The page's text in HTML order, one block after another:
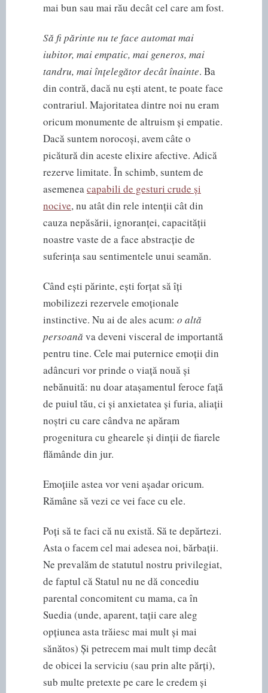
mai bun sau mai rău decât cel care am fost.
Să fi părinte nu te face automat mai
iubitor, mai empatic, mai generos, mai
tandru, mai înțelegător decât înainte. Ba
din contră, dacă nu ești atent, te poate face
contrariul. Majoritatea dintre noi nu eram
oricum monumente de altruism și empatie.
Dacă suntem norocoși, avem câte o
picătură din aceste elixire afective. Adică
rezerve limitate. În schimb, suntem de
asemeneacapabili de gesturi crude și
nocive, nu atât din rele intenții cât din
cauza nepăsării, ignoranței, capacității
noastre vaste de a face abstracție de
suferința sau sentimentele unui seamăn.
Când ești părinte, ești forțat să îți
mobilizezi rezervele emoționale
instinctive. Nu ai de ales acum: o altă
persoană va deveni visceral de importantă
pentru tine. Cele mai puternice emoții din
adâncuri vor prinde o viață nouă și
nebănuită: nu doar atașamentul feroce față
de puiul tău, ci și anxietatea și furia, aliații
noștri cu care cândva ne apăram
progenitura cu ghearele și dinții de fiarele
flămânde din jur.
Emoțiile astea vor veni așadar oricum.
Rămâne să vezi ce vei face cu ele.
Poți să te faci că nu există. Să te depărtezi.
Asta o facem cel mai adesea noi, bărbații.
Ne prevalăm de statutul nostru privilegiat,
de faptul că Statul nu ne dă concediu
parental concomitent cu mama, ca în
Suedia (unde, aparent, tații care aleg
opțiunea asta trăiesc mai mult și mai
sănătos) Și petrecem mai mult timp decât
de obicei la serviciu (sau prin alte părți),
sub multe pretexte pe care le credem și